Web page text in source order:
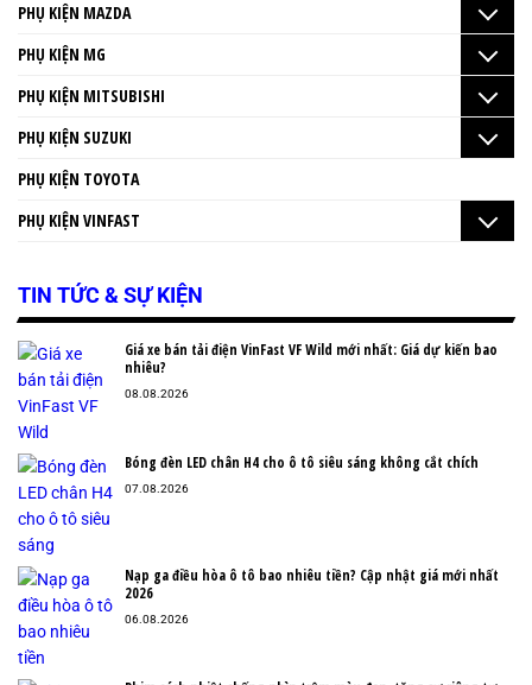
PHỤ KIỆN MAZDA
PHỤ KIỆN MG
PHỤ KIỆN MITSUBISHI
PHỤ KIỆN SUZUKI
PHỤ KIỆN TOYOTA
PHỤ KIỆN VINFAST
TIN TỨC & SỰ KIỆN
Giá xe bán tải điện VinFast VF Wild mới nhất: Giá dự kiến bao
nhiêu?
08.08.2026
Bóng đèn LED chân H4 cho ô tô siêu sáng không cắt chích
07.08.2026
Nạp ga điều hòa ô tô bao nhiêu tiền? Cập nhật giá mới nhất
2026
06.08.2026